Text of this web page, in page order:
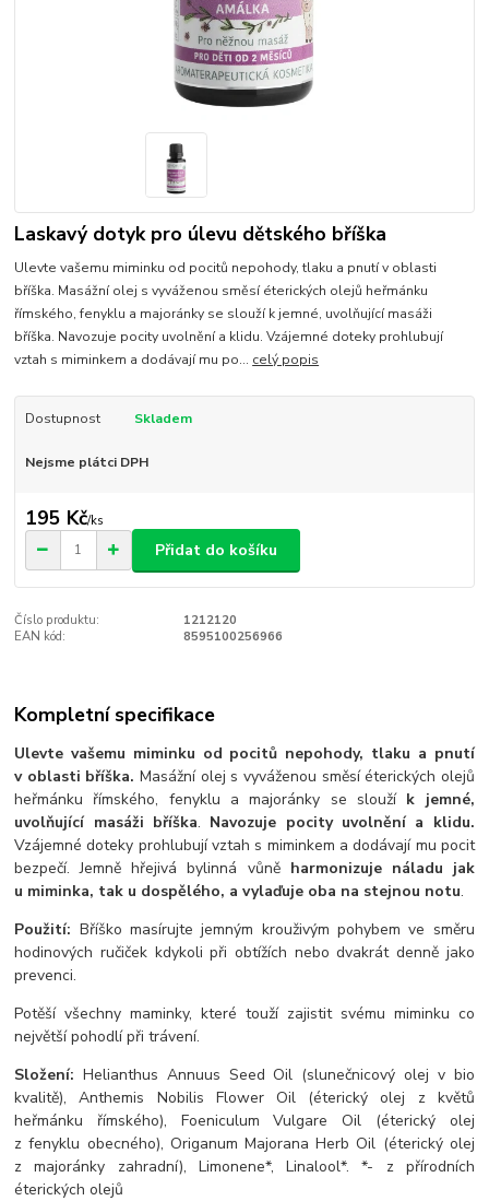
Laskavý dotyk pro úlevu dětského bříška
Ulevte vašemu miminku od pocitů nepohody, tlaku a pnutí v oblasti
bříška. Masážní olej s vyváženou směsí éterických olejů heřmánku
římského, fenyklu a majoránky se slouží k jemné, uvolňující masáži
bříška. Navozuje pocity uvolnění a klidu. Vzájemné doteky prohlubují
vztah s miminkem a dodávají mu po... celý popis
Dostupnost Skladem
Nejsme plátci DPH
195 Kč/ks
Přidat do košíku
Číslo produktu:
1212120
EAN kód:
8595100256966
Kompletní specifikace
Ulevte vašemu miminku od pocitů nepohody, tlaku a pnutí
v oblasti bříška. Masážní olej s vyváženou směsí éterických olejů
heřmánku římského, fenyklu a majoránky se slouží k jemné,
uvolňující masáži bříška. Navozuje pocity uvolnění a klidu.
Vzájemné doteky prohlubují vztah s miminkem a dodávají mu pocit
bezpečí. Jemně hřejivá bylinná vůně harmonizuje náladu jak
u miminka, tak u dospělého, a vylaďuje oba na stejnou notu.
Použití: Bříško masírujte jemným krouživým pohybem ve směru
hodinových ručiček kdykoli při obtížích nebo dvakrát denně jako
prevenci.
Potěší všechny maminky, které touží zajistit svému miminku co
největší pohodlí při trávení.
Složení: Helianthus Annuus Seed Oil (slunečnicový olej v bio
kvalitě), Anthemis Nobilis Flower Oil (éterický olej z květů
heřmánku římského), Foeniculum Vulgare Oil (éterický olej
z fenyklu obecného), Origanum Majorana Herb Oil (éterický olej
z majoránky zahradní), Limonene*, Linalool*. *- z přírodních
éterických olejů